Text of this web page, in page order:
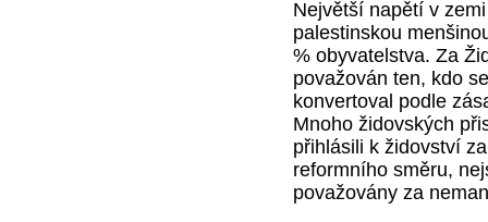
Největší napětí v
palestinskou
% obyvatelstva. Za
považován ten, kdo
konvertoval podle
Mnoho židovských
přihlásili k židovství
reformního směru,
považovány za